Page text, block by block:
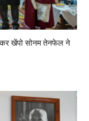
खेंपो सोनम तेनफेल ने